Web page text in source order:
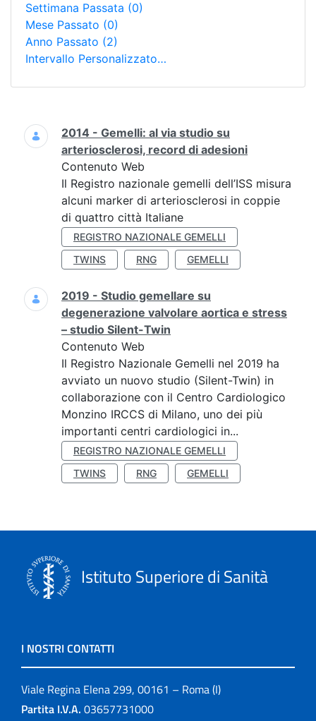
Settimana Passata (0)
Mese Passato (0)
Anno Passato (2)
Intervallo Personalizzato…
Ricerca
2014 - Gemelli: al via studio su
arteriosclerosi, record di adesioni
Contenuto Web
Il Registro nazionale gemelli dell’ISS misura
alcuni marker di arteriosclerosi in coppie
di quattro città Italiane
REGISTRO NAZIONALE GEMELLI
TWINS
RNG GEMELLI
2019 - Studio gemellare su
degenerazione valvolare aortica e stress
– studio Silent-Twin
Contenuto Web
Il Registro Nazionale Gemelli nel 2019 ha
avviato un nuovo studio (Silent-Twin) in
collaborazione con il Centro Cardiologico
Monzino IRCCS di Milano, uno dei più
importanti centri cardiologici in...
REGISTRO NAZIONALE GEMELLI
TWINS
RNG GEMELLI
Istituto Superiore di Sanità
I NOSTRI CONTATTI
Viale Regina Elena 299, 00161 – Roma (I)
Partita I.V.A. 03657731000